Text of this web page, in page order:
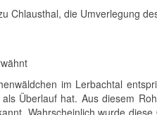
Chlausthal, die Umverlegung
im Lerbachtal
Überlauf hat. Aus diesem
Wahrscheinlich wurde